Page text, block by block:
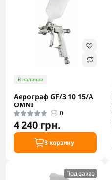
В наличии
Аерограф GF/3 10 15/A
OMNI
0
4 240 грн.
В корзину
Под заказ